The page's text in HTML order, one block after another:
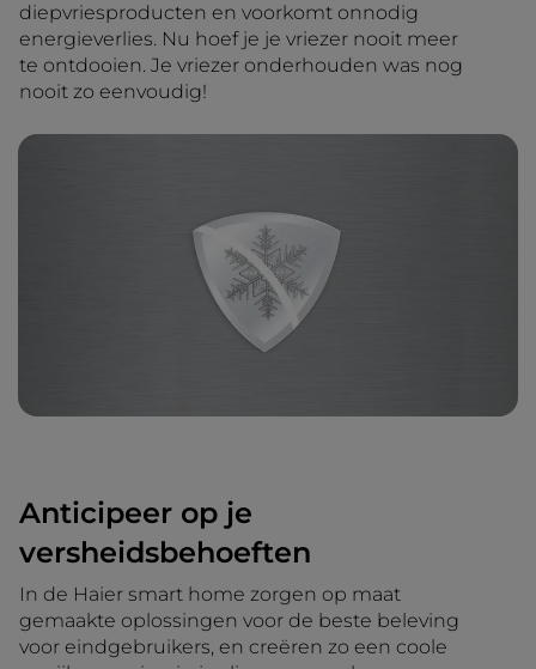
diepvriesproducten en voorkomt onnodig
energieverlies. Nu hoef je je vriezer nooit meer
te ontdooien. Je vriezer onderhouden was nog
nooit zo eenvoudig!
Anticipeer op je
versheidsbehoeften
In de Haier smart home zorgen op maat
gemaakte oplossingen voor de beste beleving
voor eindgebruikers, en creëren zo een coole